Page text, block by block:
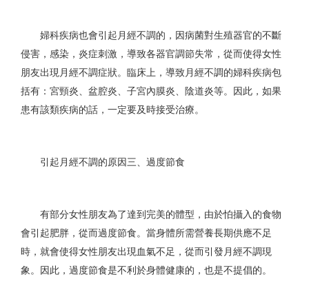
婦科疾病也會引起月經不調的，因病菌對生殖器官的不斷
侵害，感染，炎症刺激，導致各器官調節失常，從而使得女性
朋友出現月經不調症狀。臨床上，導致月經不調的婦科疾病包
括有：宮頸炎、盆腔炎、子宮內膜炎、陰道炎等。因此，如果
患有該類疾病的話，一定要及時接受治療。
引起月經不調的原因三、過度節食
有部分女性朋友為了達到完美的體型，由於怕攝入的食物
會引起肥胖，從而過度節食。當身體所需營養長期供應不足
時，就會使得女性朋友出現血氣不足，從而引發月經不調現
象。因此，過度節食是不利於身體健康的，也是不提倡的。